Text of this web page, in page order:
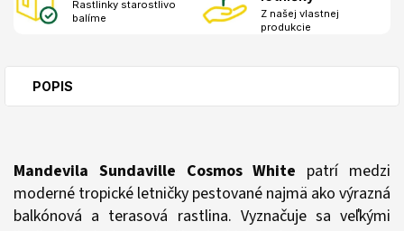
Rastlinky starostlivo
balíme
Z našej vlastnej
produkcie
POPIS
Mandevila Sundaville Cosmos White patrí medzi
moderné tropické letničky pestované najmä ako výrazná
balkónová a terasová rastlina. Vyznačuje sa veľkými